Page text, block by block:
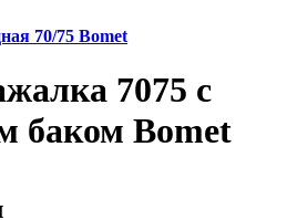
70/75 Bomet
7075 c
баком Bomet